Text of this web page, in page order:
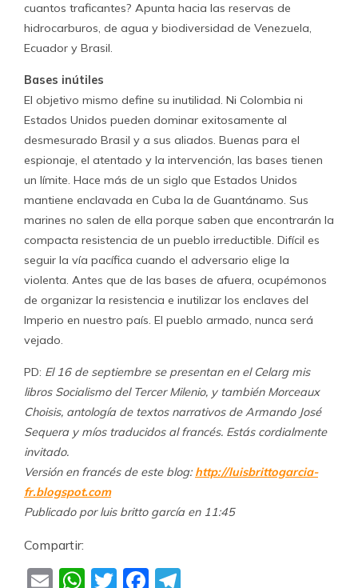
cuantos traficantes? Apunta hacia las reservas de
hidrocarburos, de agua y biodiversidad de Venezuela,
Ecuador y Brasil.
Bases inútiles
El objetivo mismo define su inutilidad. Ni Colombia ni
Estados Unidos pueden dominar exitosamente al
desmesurado Brasil y a sus aliados. Buenas para el
espionaje, el atentado y la intervención, las bases tienen
un límite. Hace más de un siglo que Estados Unidos
mantiene enclavada en Cuba la de Guantánamo. Sus
marines no salen de ella porque saben que encontrarán la
compacta resistencia de un pueblo irreductible. Difícil es
seguir la vía pacífica cuando el adversario elige la
violenta. Antes que de las bases de afuera, ocupémonos
de organizar la resistencia e inutilizar los enclaves del
Imperio en nuestro país. El pueblo armado, nunca será
vejado.
PD: El 16 de septiembre se presentan en el Celarg mis
libros Socialismo del Tercer Milenio, y también Morceaux
Choisis, antología de textos narrativos de Armando José
Sequera y míos traducidos al francés. Estás cordialmente
invitado.
Versión en francés de este blog: http://luisbrittogarcia-
fr.blogspot.com
Publicado por luis britto garcía en 11:45
Compartir:
EmailWhatsApp
TwitterFacebook